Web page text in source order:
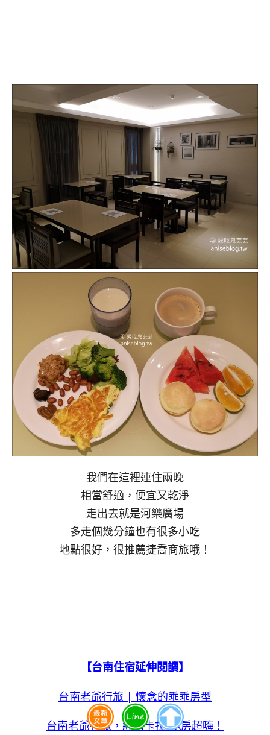
我們在這裡連住兩晚
相當舒適，便宜又乾淨
走出去就是河樂廣場
多走個幾分鐘也有很多小吃
地點很好，很推薦捷喬商旅哦！
【台南住宿延伸閱讀】
台南老爺行旅 | 懷念的乖乖房型
台南老爺行旅，純情卡拉OK房超嗨！